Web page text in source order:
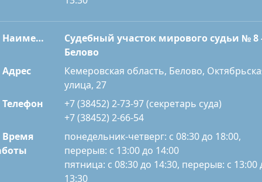
Наименование
Судебный участок мирового судьи № 8
Белово
Адрес
Кемеровская область, Белово,
улица, 27
Телефон
+7 (38452) 2-73-97 (секретарь суда)
+7 (38452) 2-66-54
Время
понедельник-четверг: с 08:30 до 18:00,
перерыв: с 13:00 до 14:00
пятница: с 08:30 до 14:30, перерыв: с 13:00
13:30